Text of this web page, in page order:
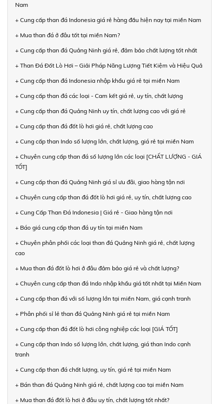
Nam
+ Cung cấp than đá Indonesia giá rẻ hàng đầu hiện nay tại miền Nam
+ Mua than đá ở đâu tốt tại miền Nam?
+ Cung cấp than đá Quảng Ninh giá rẻ, đảm bảo chất lượng tốt nhất
+ Than Đá Đốt Lò Hơi – Giải Pháp Năng Lượng Tiết Kiệm và Hiệu Quả
+ Cung cấp than đá Indonesia nhập khẩu giá rẻ tại miền Nam
+ Cung cấp than đá các loại - Cam kết giá rẻ, uy tín, chất lượng
+ Cung cấp than đá Quảng Ninh uy tín, chất lượng cao với giá rẻ
+ Cung cấp than đá đốt lò hơi giá rẻ, chất lượng cao
+ Cung cấp than Indo số lượng lớn, chất lượng, giá rẻ tại miền Nam
+ Chuyên cung cấp than đá số lượng lớn các loại [CHẤT LƯỢNG - GIÁ
TỐT]
+ Cung cấp than đá Quảng Ninh giá sỉ ưu đãi, giao hàng tận nơi
+ Chuyên cung cấp than đá đốt lò hơi giá rẻ, uy tín, chất lượng cao
+ Cung Cấp Than Đá Indonesia | Giá rẻ - Giao hàng tận nơi
+ Báo giá cung cấp than đá uy tín tại miền Nam
+ Chuyên phân phối các loại than đá Quảng Ninh giá rẻ, chất lượng
cao
+ Mua than đá đốt lò hơi ở đâu đảm bảo giá rẻ và chất lượng?
+ Chuyên cung cấp than đá Indo nhập khẩu giá tốt nhất tại Miền Nam
+ Cung cấp than đá với số lượng lớn tại miền Nam, giá cạnh tranh
+ Phân phối sỉ lẻ than đá Quảng Ninh giá rẻ tại miền Nam
+ Cung cấp than đá đốt lò hơi công nghiệp các loại [GIÁ TỐT]
+ Cung cấp than Indo số lượng lớn, chất lượng, giá than Indo cạnh
tranh
+ Cung cấp than đá chất lượng, uy tín, giá rẻ tại miền Nam
+ Bán than đá Quảng Ninh giá rẻ, chất lượng cao tại miền Nam
+ Mua than đá đốt lò hơi ở đâu uy tín, chất lượng tốt nhất?